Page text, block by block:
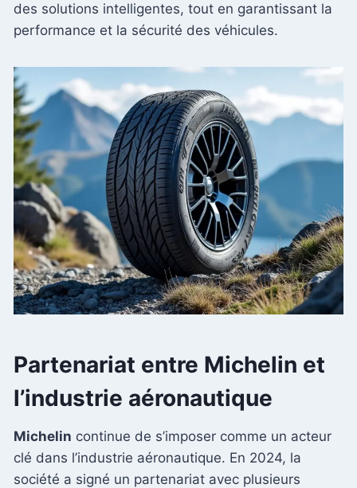
des solutions intelligentes, tout en garantissant la
performance et la sécurité des véhicules.
Partenariat entre Michelin et
l’industrie aéronautique
Michelin continue de s’imposer comme un acteur
clé dans l’industrie aéronautique. En 2024, la
société a signé un partenariat avec plusieurs